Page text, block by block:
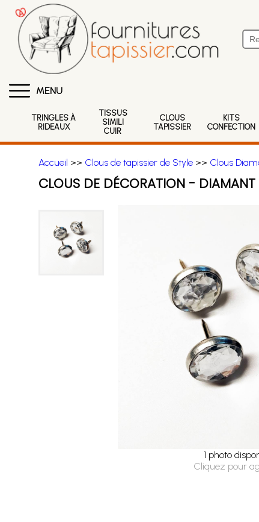
MENU
TRINGLES À
RIDEAUX
TISSUS
SIMILI
CUIR
CLOUS
TAPISSIER
KITS
CONFECTION
Accueil >> Clous de tapissier de Style>> Clous
CLOUS DE DÉCORATION - DIAMANT
1 photo
Cliquez pour